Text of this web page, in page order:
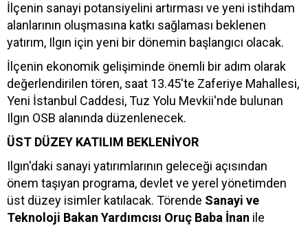
İlçenin sanayi potansiyelini artırması ve yeni istihdam
alanlarının oluşmasına katkı sağlaması beklenen
yatırım, Ilgın için yeni bir dönemin başlangıcı olacak.
İlçenin ekonomik gelişiminde önemli bir adım olarak
değerlendirilen tören, saat 13.45'te Zaferiye Mahallesi,
Yeni İstanbul Caddesi, Tuz Yolu Mevkii'nde bulunan
Ilgın OSB alanında düzenlenecek.
ÜST DÜZEY KATILIM BEKLENİYOR
Ilgın'daki sanayi yatırımlarının geleceği açısından
önem taşıyan programa, devlet ve yerel yönetimden
üst düzey isimler katılacak. Törende Sanayi ve
Teknoloji Bakan Yardımcısı Oruç Baba İnan ile